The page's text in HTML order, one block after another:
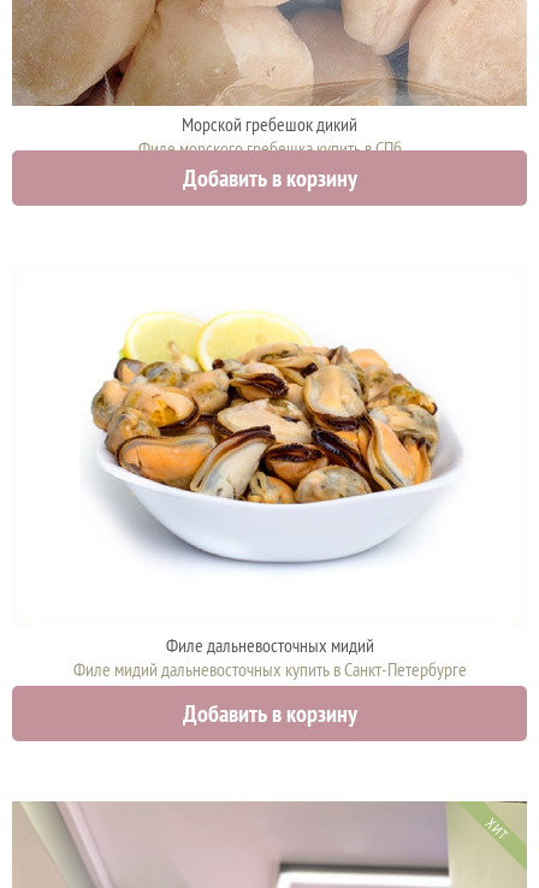
Морской гребешок дикий
Филе морского гребешка купить в СПб
2790 руб.
Добавить в корзину
Филе дальневосточных мидий
Филе мидий дальневосточных купить в Санкт-Петербурге
Добавить в корзину
ХИТ